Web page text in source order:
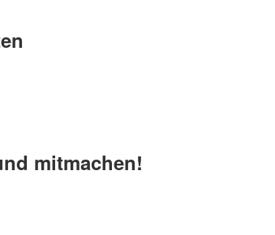
mitmachen!